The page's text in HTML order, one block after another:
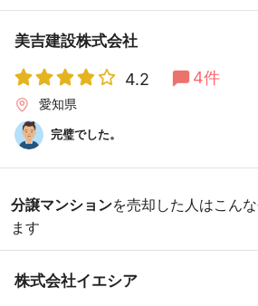
美吉建設株式会社
4.2 4件
愛知県
完璧でした。
分譲マンションを売却した人はこん
ます
株式会社イエシア